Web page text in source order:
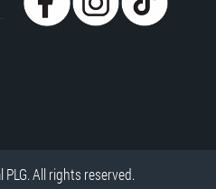
All rights reserved.